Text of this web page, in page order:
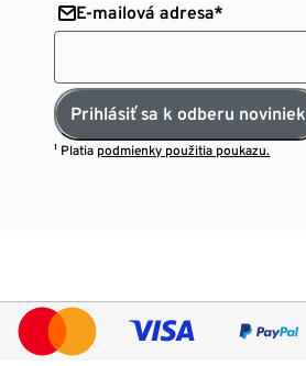
E-mailová adresa*
Prihlásiť sa k odberu noviniek
¹ Platia podmienky použitia poukazu.